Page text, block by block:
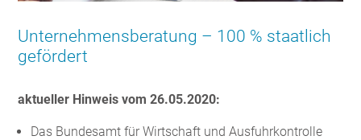
Unternehmensberatung – 100 % staatlich
gefördert
aktueller Hinweis vom 26.05.2020:
Das Bundesamt für Wirtschaft und Ausfuhrkontrolle